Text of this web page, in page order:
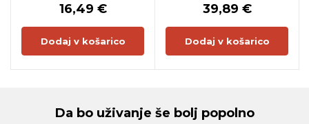
16,49 €
Dodaj v košarico
39,89 €
Dodaj v košarico
Da bo uživanje še bolj popolno